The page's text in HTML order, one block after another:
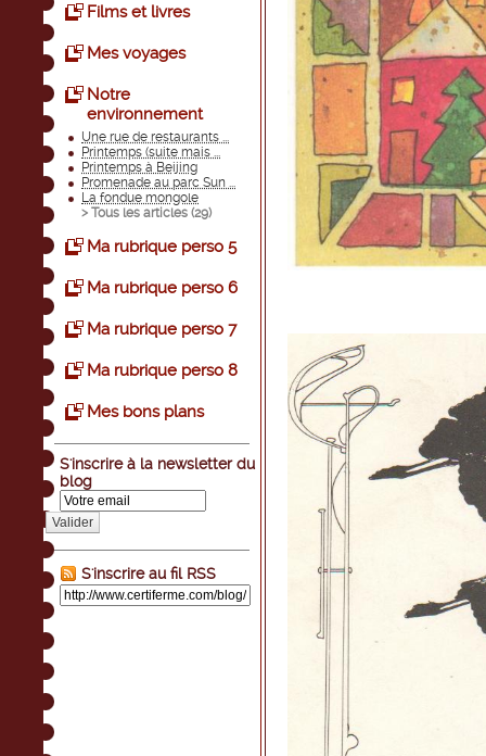
Films et livres
Mes voyages
Notre
environnement
Une rue de restaurants ...
Printemps (suite mais ...
Printemps à Beijing
Promenade au parc Sun ...
La fondue mongole
> Tous les articles (29)
Ma rubrique perso 5
Ma rubrique perso 6
Ma rubrique perso 7
Ma rubrique perso 8
Mes bons plans
S'inscrire à la newsletter du
blog
Valider
S'inscrire au fil RSS